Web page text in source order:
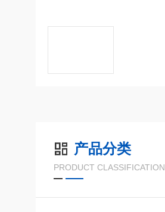
产品分类
PRODUCT CLASSIFICATION